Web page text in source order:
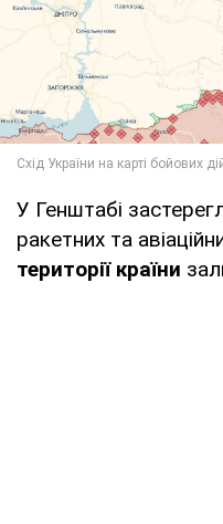
У Генштабі
ракетних та
території країни